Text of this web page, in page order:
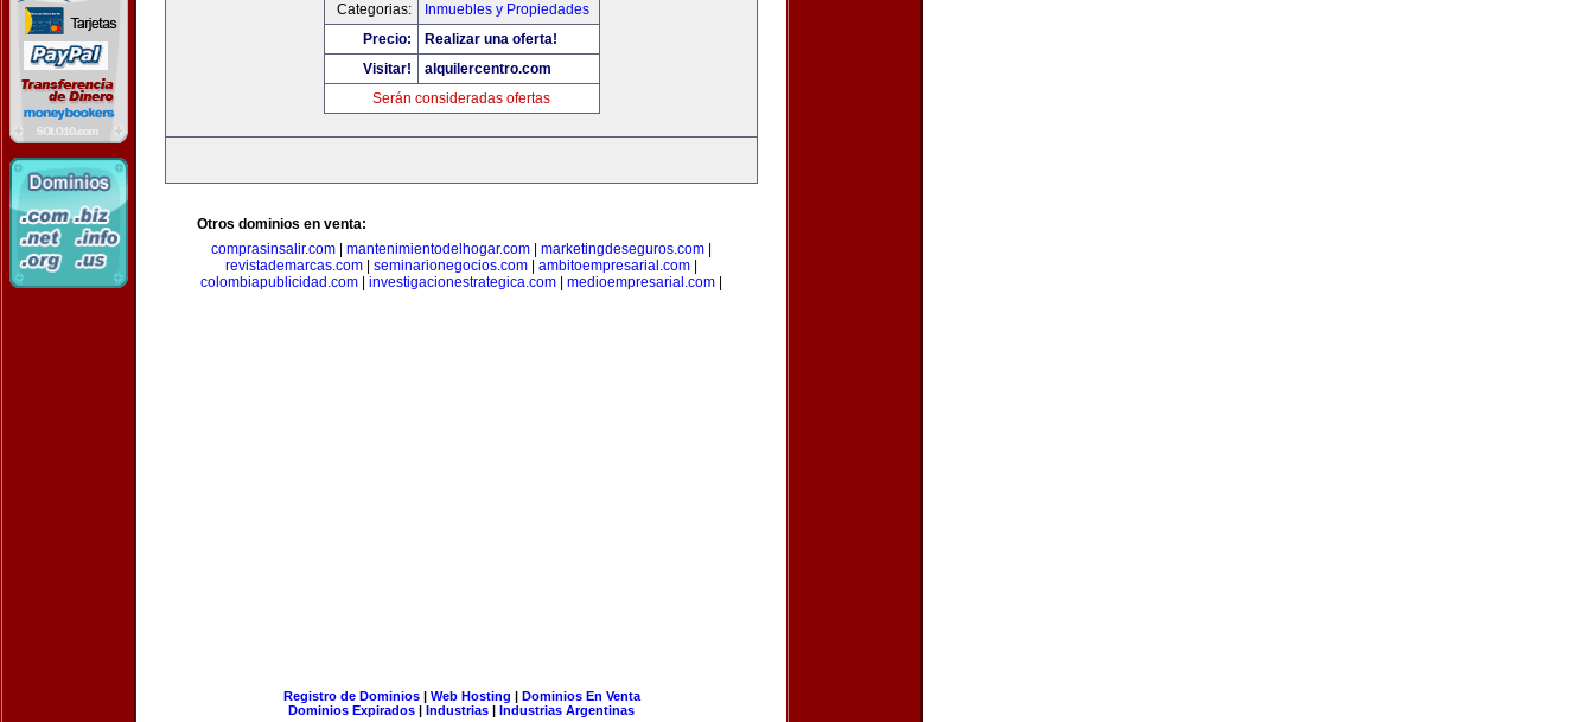
Categorias:
Inmuebles y Propiedades
Precio:
Realizar una oferta!
Visitar!
alquilercentro.com
Serán consideradas ofertas
Otros dominios en venta:
comprasinsalir.com
mantenimientodelhogar.com marketingdeseguros.com
revistademarcas.com
seminarionegocios.com ambitoempresarial.com
colombiapublicidad.com
investigacionestrategica.com medioempresarial.com
Registro de Dominios| Web Hosting | Dominios En Venta
Dominios Expirados | Industrias | Industrias Argentinas